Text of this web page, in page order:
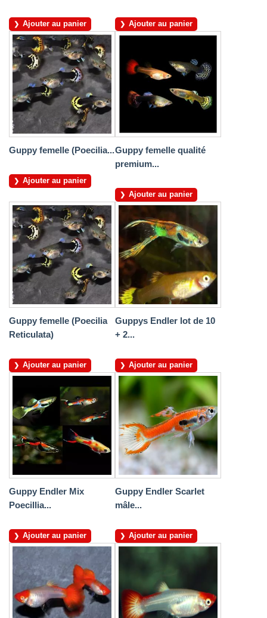
Ajouter au panier Ajouter au panier
Guppy femelle (Poecilia...
Ajouter au panier
Guppy femelle qualité
premium...
Ajouter au panier
Guppy femelle (Poecilia
Reticulata)
Ajouter au panier
Guppys Endler lot de 10
+ 2...
Ajouter au panier
Guppy Endler Mix
Poecillia...
Ajouter au panier
Guppy Endler Scarlet
mâle...
Ajouter au panier